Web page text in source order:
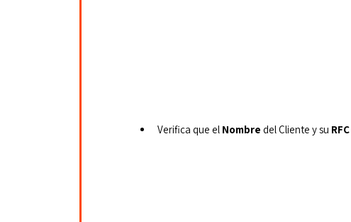
Verifica que el Nombre del Cliente y su RFC